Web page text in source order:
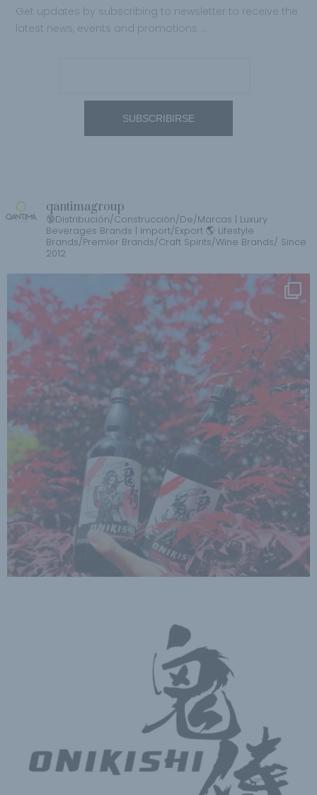
Get updates by subscribing to newsletter to receive the
latest news, events and promotions …
qantimagroup
🔞Distribución/Construcción/De/Marcas | Luxury
Beverages Brands | Import/Export 🌎 Lifestyle
Brands/Premier Brands/Craft Spirits/Wine Brands/ Since
2012